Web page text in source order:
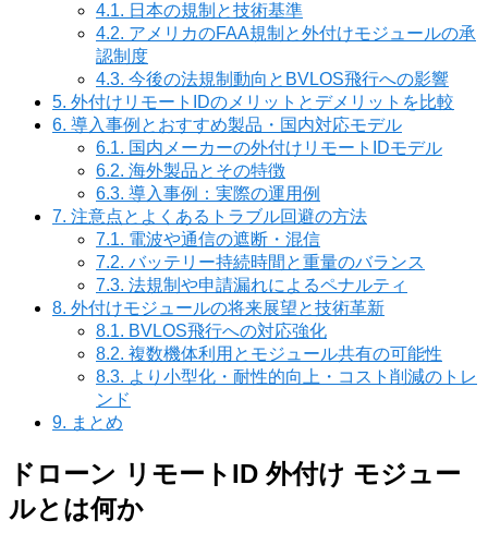
4.1. 日本の規制と技術基準
4.2. アメリカのFAA規制と外付けモジュールの承
認制度
4.3. 今後の法規制動向とBVLOS飛行への影響
5. 外付けリモートIDのメリットとデメリットを比較
6. 導入事例とおすすめ製品・国内対応モデル
6.1. 国内メーカーの外付けリモートIDモデル
6.2. 海外製品とその特徴
6.3. 導入事例：実際の運用例
7. 注意点とよくあるトラブル回避の方法
7.1. 電波や通信の遮断・混信
7.2. バッテリー持続時間と重量のバランス
7.3. 法規制や申請漏れによるペナルティ
8. 外付けモジュールの将来展望と技術革新
8.1. BVLOS飛行への対応強化
8.2. 複数機体利用とモジュール共有の可能性
8.3. より小型化・耐性的向上・コスト削減のトレ
ンド
9. まとめ
ドローン リモートID 外付け モジュー
ルとは何か